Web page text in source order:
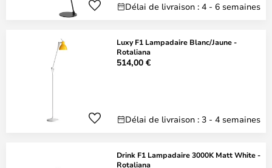
Délai de livraison : 4 - 6 semaines
Luxy F1 Lampadaire Blanc/Jaune -
Rotaliana
514,00 €
Délai de livraison : 3 - 4 semaines
Drink F1 Lampadaire 3000K Matt White -
Rotaliana